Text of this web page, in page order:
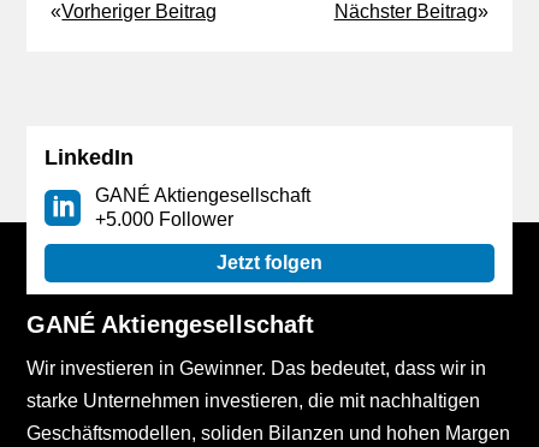
«Vorheriger Beitrag Nächster Beitrag»
LinkedIn
GANÉ Aktiengesellschaft
+5.000 Follower
Jetzt folgen
GANÉ Aktiengesellschaft
Wir investieren in Gewinner. Das bedeutet, dass wir in
starke Unternehmen investieren, die mit nachhaltigen
Geschäftsmodellen, soliden Bilanzen und hohen Margen